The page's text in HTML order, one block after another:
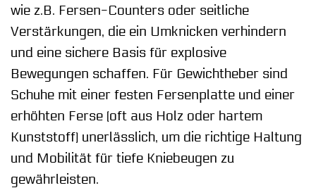
wie z.B. Fersen-Counters oder seitliche
Verstärkungen, die ein Umknicken verhindern
und eine sichere Basis für explosive
Bewegungen schaffen. Für Gewichtheber sind
Schuhe mit einer festen Fersenplatte und einer
erhöhten Ferse (oft aus Holz oder hartem
Kunststoff) unerlässlich, um die richtige Haltung
und Mobilität für tiefe Kniebeugen zu
gewährleisten.